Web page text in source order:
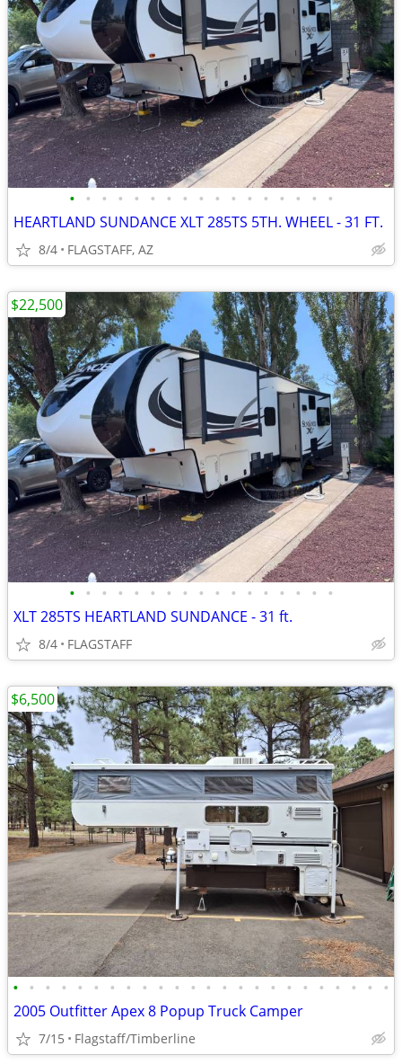
• • • • • • • • • • • • • • • • •
HEARTLAND SUNDANCE XLT 285TS 5TH. WHEEL - 31 FT.
8/4 FLAGSTAFF, AZ
• • • • • • • • • • • • • • • • •
XLT 285TS HEARTLAND SUNDANCE - 31 ft.
8/4 FLAGSTAFF
$22,500
• • • • • • • • • • • • • • • • • • • • • • • •
2005 Outfitter Apex 8 Popup Truck Camper
7/15 Flagstaff/Timberline
$6,500